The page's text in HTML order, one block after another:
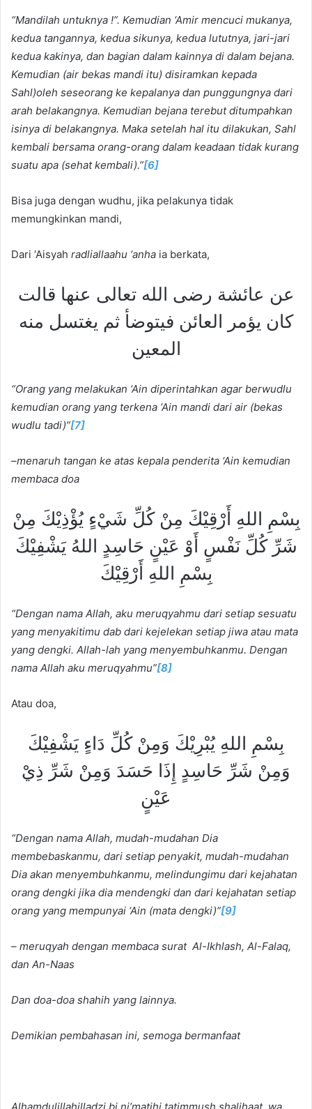
“Mandilah untuknya !”. Kemudian ‘Amir mencuci mukanya,
kedua tangannya, kedua sikunya, kedua lututnya, jari-jari
kedua kakinya, dan bagian dalam kainnya di dalam bejana.
Kemudian (air bekas mandi itu) disiramkan kepada
Sahl)oleh seseorang ke kepalanya dan punggungnya dari
arah belakangnya. Kemudian bejana terebut ditumpahkan
isinya di belakangnya. Maka setelah hal itu dilakukan, Sahl
kembali bersama orang-orang dalam keadaan tidak kurang
suatu apa (sehat kembali).”[6]
Bisa juga dengan wudhu, jika pelakunya tidak
memungkinkan mandi,
Dari ‘Aisyah radliallaahu ‘anha ia berkata,
عن عائشة رضى الله تعالى عنها قالت
كان يؤمر العائن فيتوضأ ثم يغتسل منه
المعين
“Orang yang melakukan ‘Ain diperintahkan agar berwudlu
kemudian orang yang terkena ‘Ain mandi dari air (bekas
wudlu tadi)”[7]
–menaruh tangan ke atas kepala penderita ‘Ain kemudian
membaca doa
بِسْمِ اللهِ أَرْقِيْكَ مِنْ كُلِّ شَيْءٍ يُؤْذِيْكَ مِنْ
شَرِّ كُلِّ نَفْسٍ أَوْ عَيْنٍ حَاسِدٍ اللهُ يَشْفِيْكَ
بِسْمِ اللهِ أَرْقِيْكَ
“Dengan nama Allah, aku meruqyahmu dari setiap sesuatu
yang menyakitimu dab dari kejelekan setiap jiwa atau mata
yang dengki. Allah-lah yang menyembuhkanmu. Dengan
nama Allah aku meruqyahmu”[8]
Atau doa,
بِسْمِ اللهِ يُبْرِيْكَ وَمِنْ كُلِّ دَاءٍ يَشْفِيْكَ
وَمِنْ شَرِّ حَاسِدٍ إِذَا حَسَدَ وَمِنْ شَرِّ ذِيْ
عَيْنٍ
“Dengan nama Allah, mudah-mudahan Dia
membebaskanmu, dari setiap penyakit, mudah-mudahan
Dia akan menyembuhkanmu, melindungimu dari kejahatan
orang dengki jika dia mendengki dan dari kejahatan setiap
orang yang mempunyai ‘Ain (mata dengki)”[9]
– meruqyah dengan membaca surat Al-Ikhlash, Al-Falaq,
dan An-Naas
Dan doa-doa shahih yang lainnya.
Demikian pembahasan ini, semoga bermanfaat